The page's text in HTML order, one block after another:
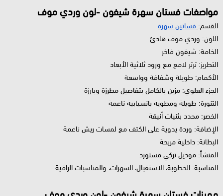
مواصفات فستان سهرة شيفون -لون وردي موف
القسم: فساتين سهرة
اللون: وردي موف هادئ
الخامة: شيفون فاخر
التطريز: ترتر لامع مع ورود ثلاثية الأبعاد
الأكمام: طويلة وشفافة وواسعة
الجزء العلوي: مزين بالكامل بتفاصيل مطرزة وبارزة
التنورة: طويلة ومطوية بانسيابية ناعمة
الخصر: محدد بثنيات أنيقة
الإضافة: وردة يدوية على الكتف مع لمسات ريش ناعمة
البطانة: داخلية مريحة
المنشأ: موديل تركي مستورد
المناسبة: الخطوبة، الاستقبال، السهرات، والمناسبات الراقية